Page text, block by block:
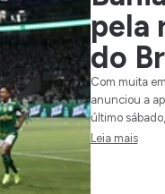
pela
do
Com muita
anunciou a
último
Leia mais